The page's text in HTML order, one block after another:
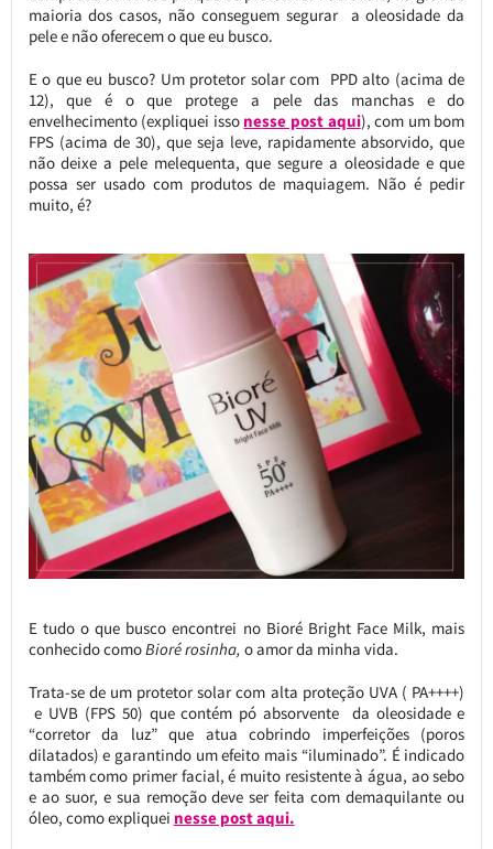
maioria dos casos, não conseguem segurar a oleosidade da
pele e não oferecem o que eu busco.
E o que eu busco? Um protetor solar com PPD alto (acima de
12), que é o que protege a pele das manchas e do
envelhecimento (expliquei isso nesse post aqui), com um bom
FPS (acima de 30), que seja leve, rapidamente absorvido, que
não deixe a pele melequenta, que segure a oleosidade e que
possa ser usado com produtos de maquiagem. Não é pedir
muito, é?
E tudo o que busco encontrei no Bioré Bright Face Milk, mais
conhecido comoBioré rosinha, o amor da minha vida.
Trata-se de um protetor solar com alta proteção UVA ( PA++++)
e UVB (FPS 50) que contém pó absorvente da oleosidade e
“corretor da luz” que atua cobrindo imperfeições (poros
dilatados) e garantindo um efeito mais “iluminado”. É indicado
também como primer facial, é muito resistente à água, ao sebo
e ao suor, e sua remoção deve ser feita com demaquilante ou
óleo, como expliquei nesse post aqui.